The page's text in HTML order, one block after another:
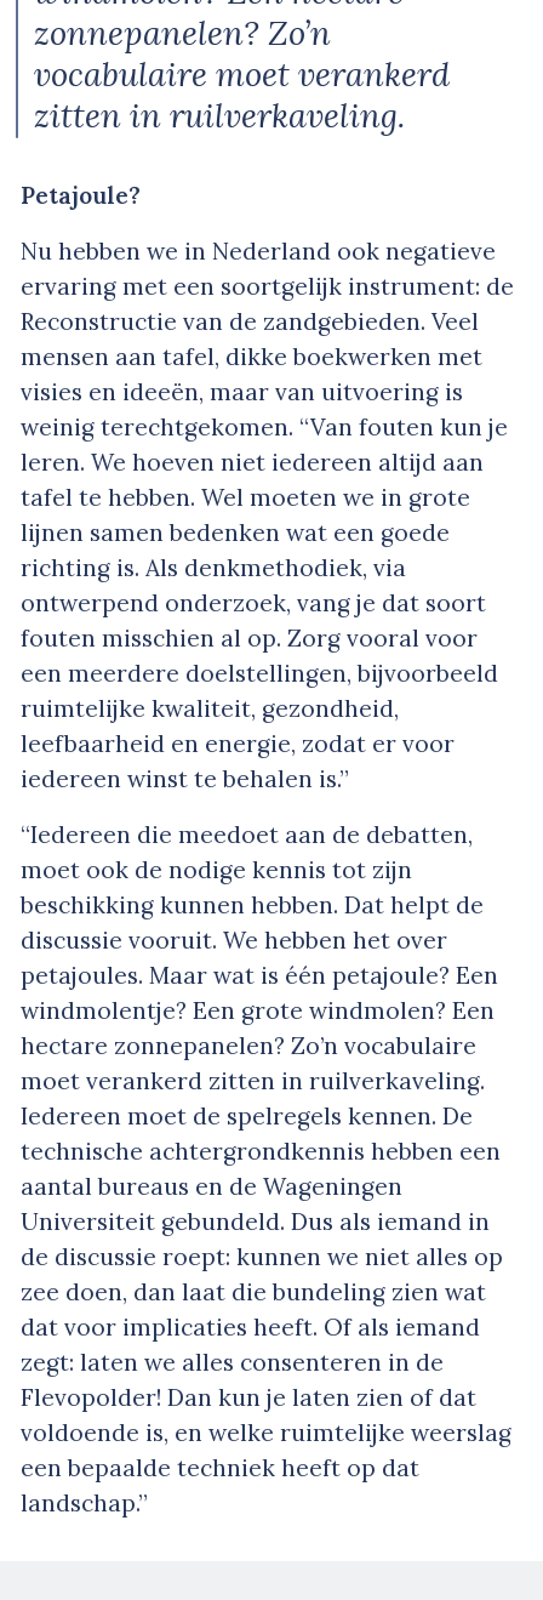
zonnepanelen? Zo’n
vocabulaire moet verankerd
zitten in ruilverkaveling.
Petajoule?
Nu hebben we in Nederland ook negatieve
ervaring met een soortgelijk instrument: de
Reconstructie van de zandgebieden. Veel
mensen aan tafel, dikke boekwerken met
visies en ideeën, maar van uitvoering is
weinig terechtgekomen. “Van fouten kun je
leren. We hoeven niet iedereen altijd aan
tafel te hebben. Wel moeten we in grote
lijnen samen bedenken wat een goede
richting is. Als denkmethodiek, via
ontwerpend onderzoek, vang je dat soort
fouten misschien al op. Zorg vooral voor
een meerdere doelstellingen, bijvoorbeeld
ruimtelijke kwaliteit, gezondheid,
leefbaarheid en energie, zodat er voor
iedereen winst te behalen is.”
“Iedereen die meedoet aan de debatten,
moet ook de nodige kennis tot zijn
beschikking kunnen hebben. Dat helpt de
discussie vooruit. We hebben het over
petajoules. Maar wat is één petajoule? Een
windmolentje? Een grote windmolen? Een
hectare zonnepanelen? Zo’n vocabulaire
moet verankerd zitten in ruilverkaveling.
Iedereen moet de spelregels kennen. De
technische achtergrondkennis hebben een
aantal bureaus en de Wageningen
Universiteit gebundeld. Dus als iemand in
de discussie roept: kunnen we niet alles op
zee doen, dan laat die bundeling zien wat
dat voor implicaties heeft. Of als iemand
zegt: laten we alles consenteren in de
Flevopolder! Dan kun je laten zien of dat
voldoende is, en welke ruimtelijke weerslag
een bepaalde techniek heeft op dat
landschap.”